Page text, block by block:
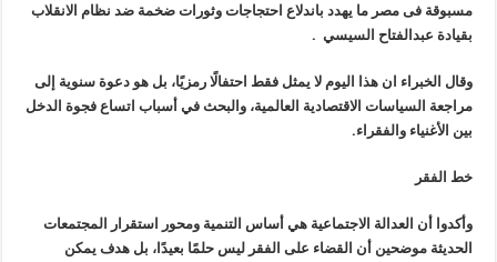
مسبوقة فى مصر ما يهدد باندلاع احتجاجات وثورات ضخمة ضد نظام الانقلاب
بقيادة عبدالفتاح السيسي .
وقال الخبراء ان هذا اليوم لا يمثل فقط احتفالًا رمزيًا، بل هو دعوة سنوية إلى
مراجعة السياسات الاقتصادية العالمية، والبحث في أسباب اتساع فجوة الدخل
بين الأغنياء والفقراء.
خط الفقر
وأكدوا أن العدالة الاجتماعية هي أساس التنمية ومحور استقرار المجتمعات
الحديثة موضحين أن القضاء على الفقر ليس حلمًا بعيدًا، بل هدف يمكن